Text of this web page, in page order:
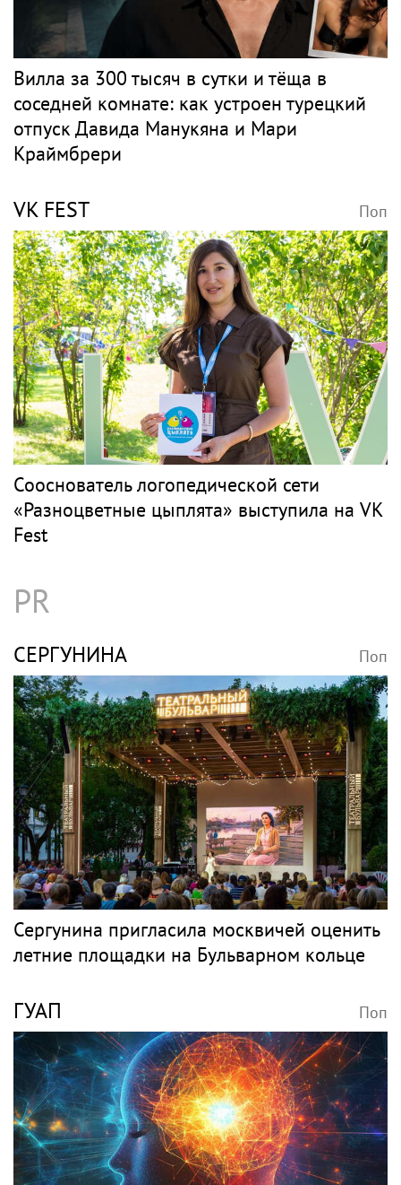
Вилла за 300 тысяч в сутки и тёща в
соседней комнате: как устроен турецкий
отпуск Давида Манукяна и Мари
Краймбрери
VK FEST Поп
Сооснователь логопедической сети
«Разноцветные цыплята» выступила на VK
Fest
PR
СЕРГУНИНА Поп
Сергунина пригласила москвичей оценить
летние площадки на Бульварном кольце
ГУАП Поп